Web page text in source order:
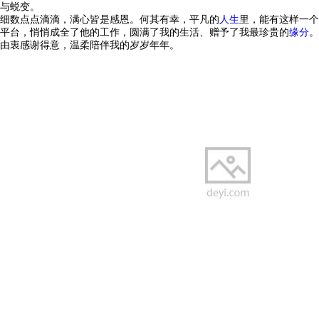
与蜕变。
细数点点滴滴，满心皆是感恩。何其有幸，平凡的 人生里，能有这样一个
平台，悄悄成全了他的工作，圆满了我的生活、赠予了我最珍贵的缘分。
由衷感谢得意，温柔陪伴我的岁岁年年。